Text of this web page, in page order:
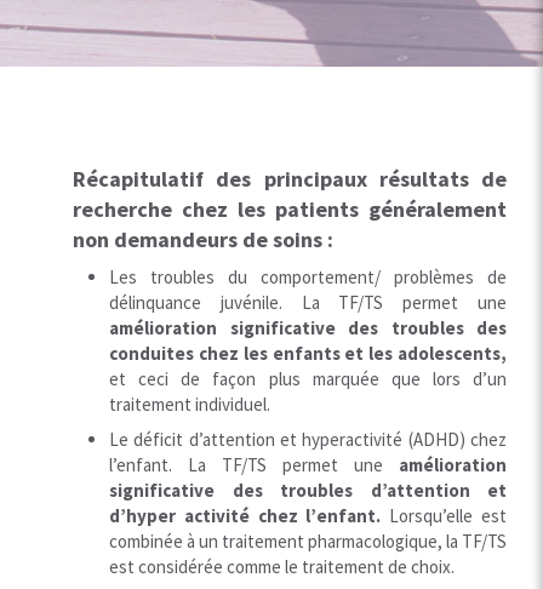
Récapitulatif des principaux résultats de
recherche chez les patients généralement
non demandeurs de soins :
Les troubles du comportement/ problèmes de
délinquance juvénile. La TF/TS permet une
amélioration significative des troubles des
conduites chez les enfants et les adolescents,
et ceci de façon plus marquée que lors d’un
traitement individuel.
Le déficit d’attention et hyperactivité (ADHD) chez
l’enfant. La TF/TS permet une amélioration
significative des troubles d’attention et
d’hyper activité chez l’enfant. Lorsqu’elle est
combinée à un traitement pharmacologique, la TF/TS
est considérée comme le traitement de choix.